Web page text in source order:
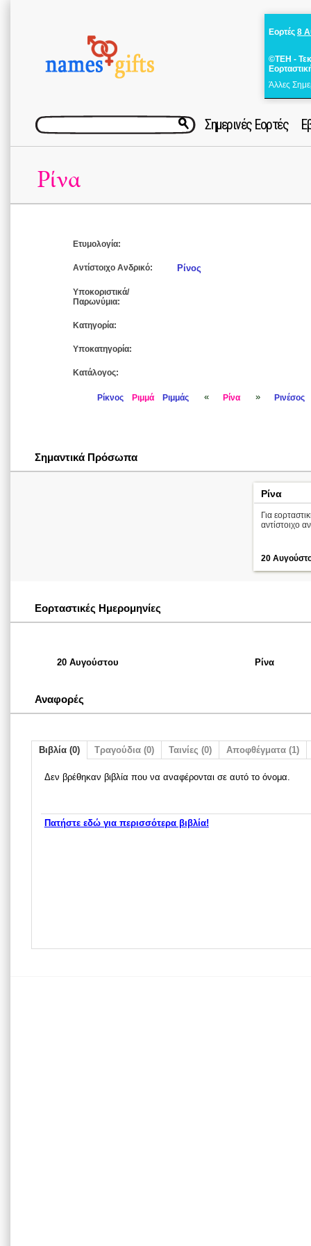
Εορτές 8
©ΤΕΗ -
Άλλες
Σημερινές Εορτές
Ρίνα
Ετυμολογία:
Αντίστοιχο Ανδρικό: Ρίνος
Υποκοριστικά/
Παρωνύμια:
Κατηγορία:
Υποκατηγορία:
Κατάλογος:
Ρίκνος Ριμμά Ριμμάς « Ρίνα » Ρινέσος
Σημαντικά Πρόσωπα
Ρίνα
Για
αντίστοιχο
20
Εορταστικές Ημερομηνίες
20 Αυγούστου Ρίνα
Αναφορές
Βιβλία (0) Τραγούδια (0) Ταινίες (0) Αποφθέγματα (1)
Δεν βρέθηκαν βιβλία που να αναφέρονται σε αυτό το όνομα.
Πατήστε εδώ για περισσότερα βιβλία!